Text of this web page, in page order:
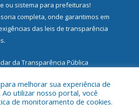
ou sistema para prefeituras!
completa, onde garantimos em
das leis de transparência
da Transparência Pública
melhorar sua experiência de
utilizar nosso portal, você
de monitoramento de cookies.